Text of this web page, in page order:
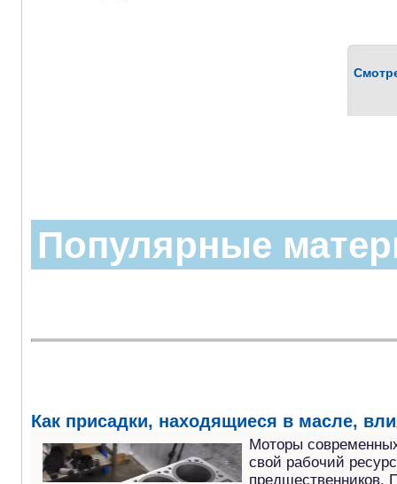
Популярные
Как присадки, находящиеся в масле,
Моторы
свой рабочий
предшественников.